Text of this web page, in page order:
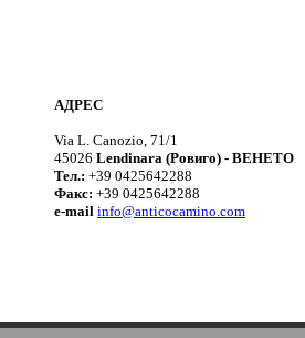
АДРЕС
Via L. Canozio, 71/1
45026 Lendinara (Ровиго) - ВЕНЕТО
Teл.: +39 0425642288
Факс: +39 0425642288
e-mail info@anticocamino.com